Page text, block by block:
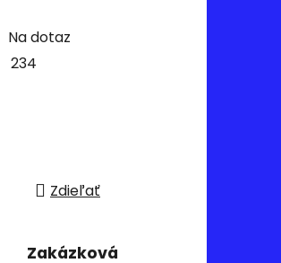
Na dotaz
234
Zdieľať
Zakázková